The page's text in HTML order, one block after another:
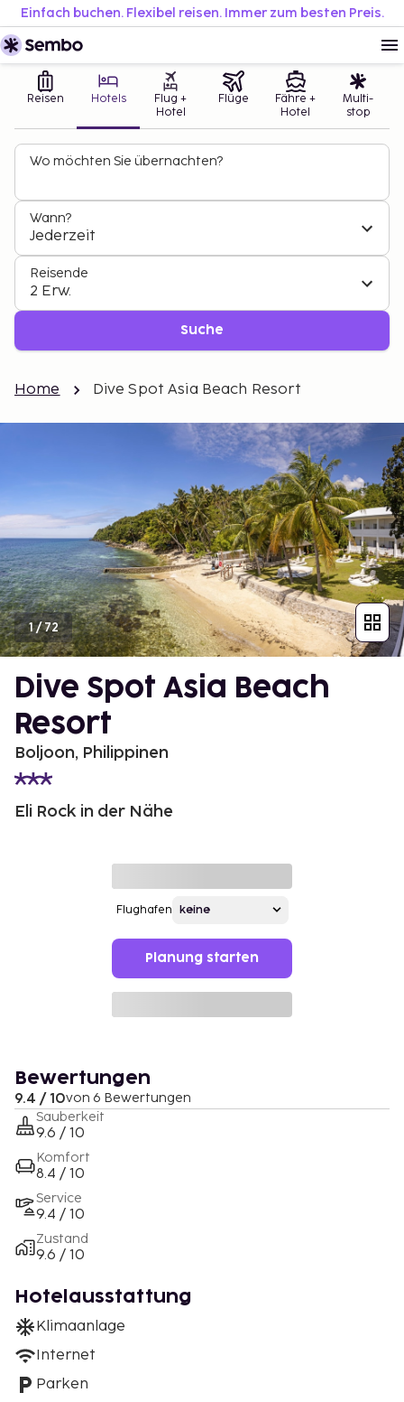
Einfach buchen. Flexibel reisen. Immer zum besten Preis.
Reisen Hotels
Flug +
Hotel
Flüge
Fähre +
Hotel
Multi-
stop
Wo möchten Sie übernachten?
Wann?
Jederzeit
Reisende
2 Erw.
Suche
Home Dive Spot Asia Beach Resort
1/72
Dive Spot Asia Beach
Resort
Boljoon, Philippinen
Eli Rock in der Nähe
Flughafen
Planung starten
Bewertungen
9.4 / 10von 6 Bewertungen
Sauberkeit
9.6 / 10
Komfort
8.4 / 10
Service
9.4 / 10
Zustand
9.6 / 10
Hotelausstattung
Klimaanlage
Internet
Parken